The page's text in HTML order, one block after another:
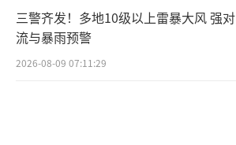
三警齐发！多地10级以上雷暴大风 强对
流与暴雨预警
2026-08-09 07:11:29